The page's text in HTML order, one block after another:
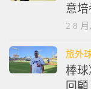
意
2 8
旅外
棒
回